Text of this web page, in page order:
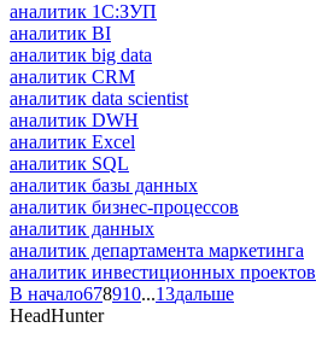
аналитик 1С:ЗУП
аналитик BI
аналитик big data
аналитик CRM
аналитик data scientist
аналитик DWH
аналитик Excel
аналитик SQL
аналитик базы данных
аналитик бизнес-процессов
аналитик данных
аналитик департамента маркетинга
аналитик инвестиционных проектов
В начало678910...13дальше
HeadHunter